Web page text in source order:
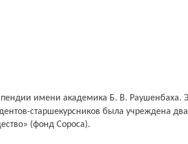
старшекурсников была учреждена
(фонд Сороса).